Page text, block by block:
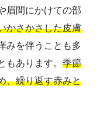
眉間にかけての部
かさかさした皮膚
みを伴うことも多
もあります。 季節
、繰り返す赤みと